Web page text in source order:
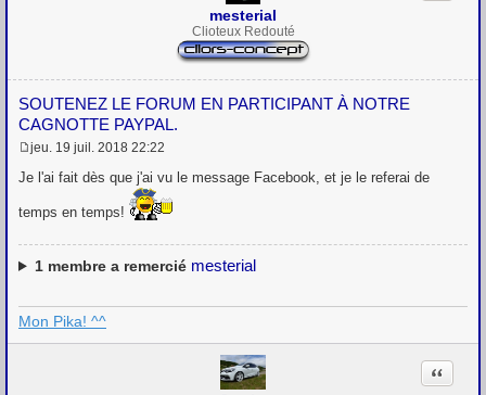
mesterial
Clioteux Redouté
SOUTENEZ LE FORUM EN PARTICIPANT À NOTRE
CAGNOTTE PAYPAL.
M
e
a
e
jeu. 19 juil. 2018 22:22
Je l'ai fait dès que j'ai vu le message Facebook, et je le referai de
temps en temps!
1membre a remercié mesterial
Mon Pika! ^^
Citation